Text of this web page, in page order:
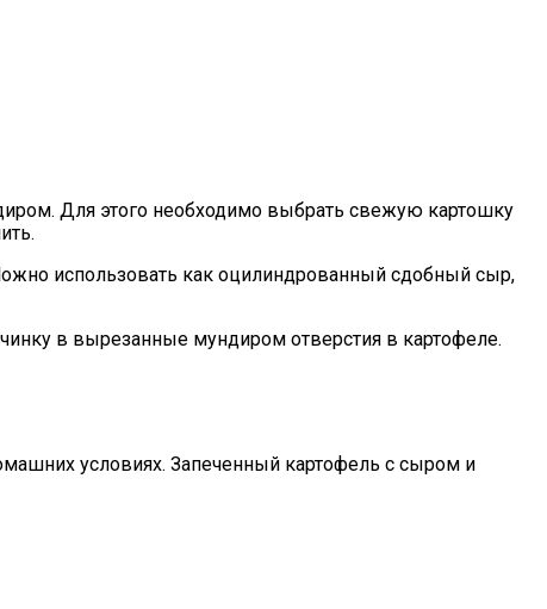
Для этого необходимо выбрать свежую картошку
использовать как оцилиндрованный сдобный сыр,
в вырезанные мундиром отверстия в картофеле.
условиях. Запеченный картофель с сыром и